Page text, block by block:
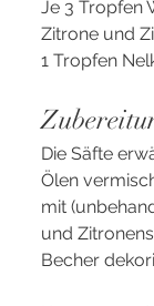
Je 3 Tropfen
Zitrone und
1 Tropfen
Die Säfte
Ölen
mit
und
Becher